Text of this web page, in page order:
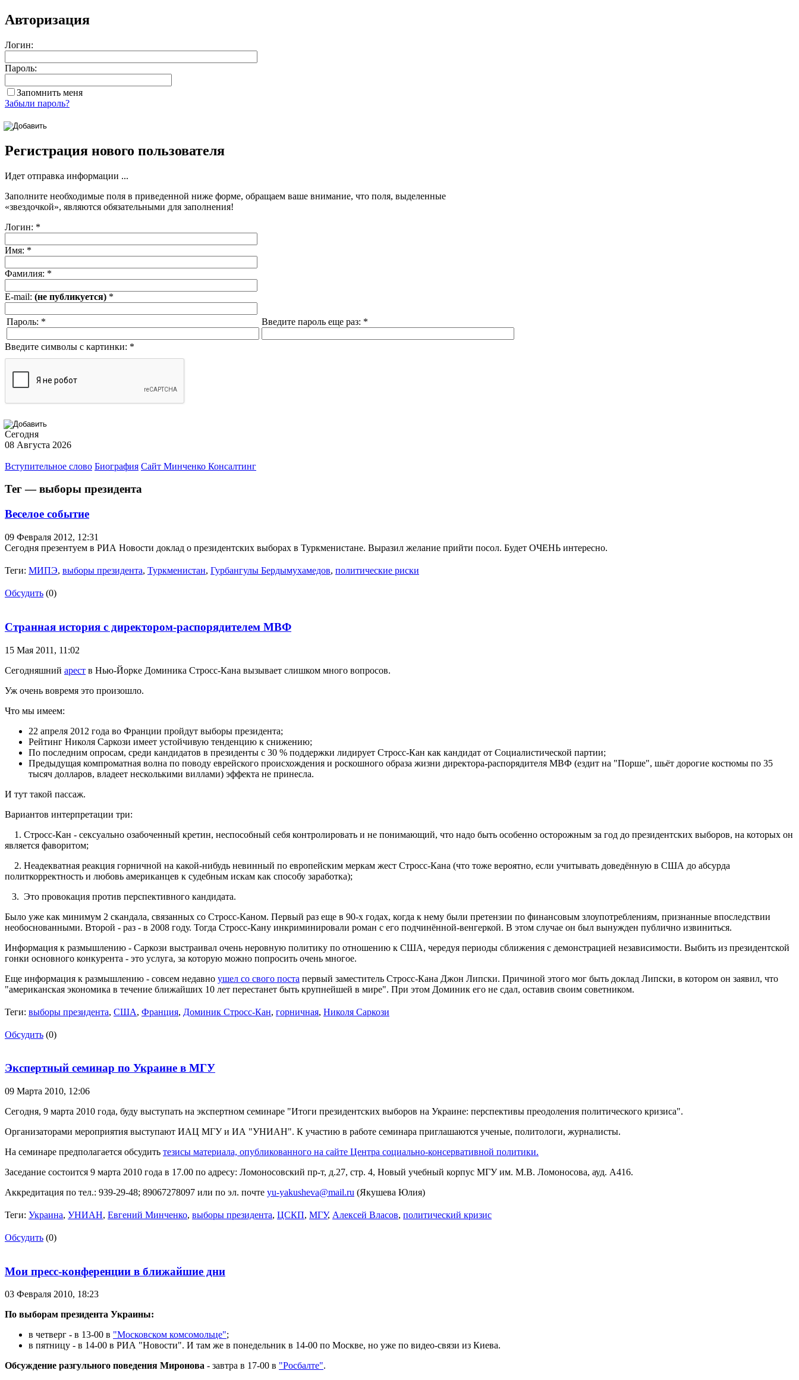
Авторизация
Логин:
Пароль:
Запомнить меня
Забыли пароль?
Регистрация нового пользователя
Идет отправка информации ...
Заполните необходимые поля в приведенной ниже форме, обращаем ваше внимание, что поля, выделенные
«звездочкой», являются обязательными для заполнения!
Логин: *
Имя: *
Фамилия: *
E-mail: (не публикуется) *
Пароль: * Введите пароль еще раз: *
Введите символы с картинки: *
Сегодня
08 Августа 2026
Вступительное слово Биография Сайт Минченко Консалтинг
Тег — выборы президента
Веселое событие
09 Февраля 2012, 12:31
Сегодня презентуем в РИА Новости доклад о президентских выборах в Туркменистане. Выразил желание прийти посол. Будет ОЧЕНЬ интересно.
Теги: МИПЭ, выборы президента, Туркменистан, Гурбангулы Бердымухамедов, политические риски
Обсудить (0)
Странная история с директором-распорядителем МВФ
15 Мая 2011, 11:02
Сегодняшний арест в Нью-Йорке Доминика Стросс-Кана вызывает слишком много вопросов.
Уж очень вовремя это произошло.
Что мы имеем:
22 апреля 2012 года во Франции пройдут выборы президента;
Рейтинг Николя Саркози имеет устойчивую тенденцию к снижению;
По последним опросам, среди кандидатов в президенты с 30 % поддержки лидирует Стросс-Кан как кандидат от Социалистической партии;
Предыдущая компроматная волна по поводу еврейского происхождения и роскошного образа жизни директора-распорядителя МВФ (ездит на "Порше", шьёт дорогие костюмы по 35
тысяч долларов, владеет несколькими виллами) эффекта не принесла.
И тут такой пассаж.
Вариантов интерпретации три:
1. Стросс-Кан - сексуально озабоченный кретин, неспособный себя контролировать и не понимающий, что надо быть особенно осторожным за год до президентских выборов, на которых он
является фаворитом;
2. Неадекватная реакция горничной на какой-нибудь невинный по европейским меркам жест Стросс-Кана (что тоже вероятно, если учитывать доведённую в США до абсурда
политкорректность и любовь американцев к судебным искам как способу заработка);
3. Это провокация против перспективного кандидата.
Было уже как минимум 2 скандала, связанных со Стросс-Каном. Первый раз еще в 90-х годах, когда к нему были претензии по финансовым злоупотреблениям, признанные впоследствии
необоснованными. Второй - раз - в 2008 году. Тогда Стросс-Кану инкриминировали роман с его подчинённой-венгеркой. В этом случае он был вынужден публично извиниться.
Информация к размышлению - Саркози выстраивал очень неровную политику по отношению к США, чередуя периоды сближения с демонстрацией независимости. Выбить из президентской
гонки основного конкурента - это услуга, за которую можно попросить очень многое.
Еще информация к размышлению - совсем недавно ушел со свого поста первый заместитель Стросс-Кана Джон Липски. Причиной этого мог быть доклад Липски, в котором он заявил, что
"американская экономика в течение ближайших 10 лет перестанет быть крупнейшей в мире". При этом Доминик его не сдал, оставив своим советником.
Теги: выборы президента, США, Франция, Доминик Стросс-Кан, горничная, Николя Саркози
Обсудить (0)
Экспертный семинар по Украине в МГУ
09 Марта 2010, 12:06
Сегодня, 9 марта 2010 года, буду выступать на экспертном семинаре "Итоги президентских выборов на Украине: перспективы преодоления политического кризиса".
Организаторами мероприятия выступают ИАЦ МГУ и ИА "УНИАН". К участию в работе семинара приглашаются ученые, политологи, журналисты.
На семинаре предполагается обсудить тезисы материала, опубликованного на сайте Центра социально-консервативной политики.
Заседание состоится 9 марта 2010 года в 17.00 по адресу: Ломоносовский пр-т, д.27, стр. 4, Новый учебный корпус МГУ им. М.В. Ломоносова, ауд. А416.
Аккредитация по тел.: 939-29-48; 89067278097 или по эл. почте yu-yakusheva@mail.ru (Якушева Юлия)
Теги: Украина, УНИАН, Евгений Минченко, выборы президента, ЦСКП, МГУ, Алексей Власов, политический кризис
Обсудить (0)
Мои пресс-конференции в ближайшие дни
03 Февраля 2010, 18:23
По выборам президента Украины:
в четверг - в 13-00 в "Московском комсомольце";
в пятницу - в 14-00 в РИА "Новости". И там же в понедельник в 14-00 по Москве, но уже по видео-связи из Киева.
Обсуждение разгульного поведения Миронова - завтра в 17-00 в "Росбалте".